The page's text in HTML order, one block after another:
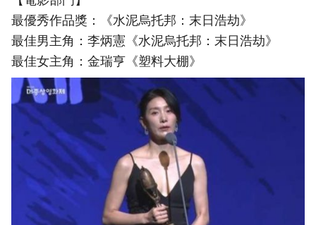
最優秀作品獎：《水泥烏托邦：末日浩劫》
最佳男主角：李炳憲《水泥烏托邦：末日浩劫》
最佳女主角：金瑞亨《塑料大棚》